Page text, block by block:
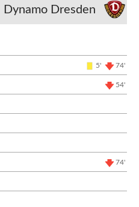
Dynamo Dresden
5' 74'
54'
74'